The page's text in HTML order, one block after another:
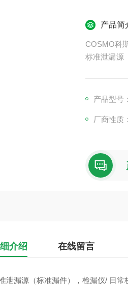
产品简
COSMO科
标准泄漏源
产品型号
厂商性质
介绍 在线留言
泄漏源（标准漏件），检漏仪/ 日